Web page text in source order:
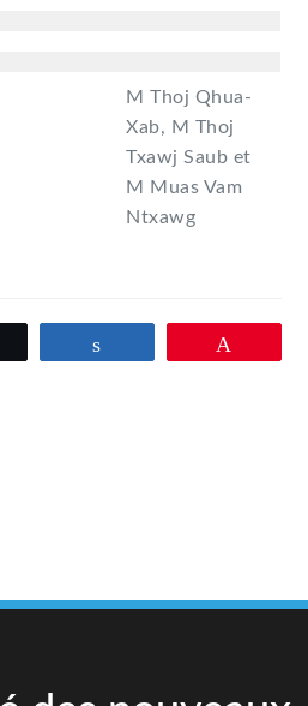
M Thoj Qhua-
Xab, M Thoj
Txawj Saub et
M Muas Vam
Ntxawg